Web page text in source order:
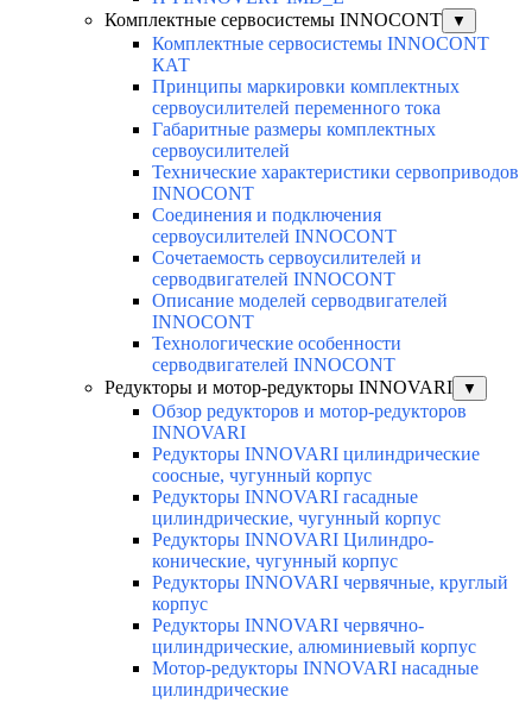
Комплектные сервосистемы INNOCONT
▼
Комплектные сервосистемы INNOCONT
КАТ
Принципы маркировки комплектных
сервоусилителей переменного тока
Габаритные размеры комплектных
сервоусилителей
Технические характеристики сервоприводов
INNOCONT
Соединения и подключения
сервоусилителей INNOCONT
Сочетаемость сервоусилителей и
серводвигателей INNOCONT
Описание моделей серводвигателей
INNOCONT
Технологические особенности
серводвигателей INNOCONT
Редукторы и мотор-редукторы INNOVARI
▼
Обзор редукторов и мотор-редукторов
INNOVARI
Редукторы INNOVARI цилиндрические
соосные, чугунный корпус
Редукторы INNOVARI гасадные
цилиндрические, чугунный корпус
Редукторы INNOVARI Цилиндро-
конические, чугунный корпус
Редукторы INNOVARI червячные, круглый
корпус
Редукторы INNOVARI червячно-
цилиндрические, алюминиевый корпус
Мотор-редукторы INNOVARI насадные
цилиндрические